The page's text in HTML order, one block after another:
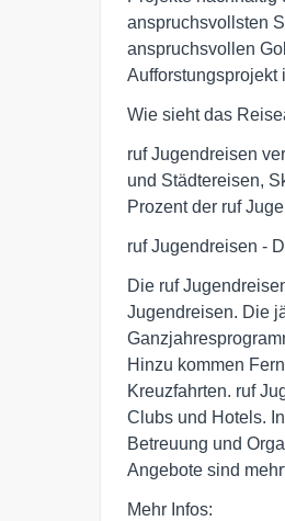
anspruchsvollsten
anspruchsvollen
Aufforstungsprojekt
Wie sieht das
ruf Jugendreisen
und Städtereisen,
Prozent der ruf
ruf Jugendreisen -
Die ruf
Jugendreisen. Die
Hinzu kommen
Kreuzfahrten. ruf
Clubs und Hotels.
Betreuung und
Angebote sind
Mehr Infos: